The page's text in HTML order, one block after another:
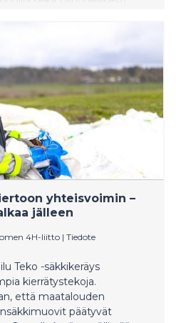
yhteisvoimin –
jälleen
4H-liitto | Tiedote
Teko -säkkikeräys
kierrätystekoja.
että maatalouden
päätyvät